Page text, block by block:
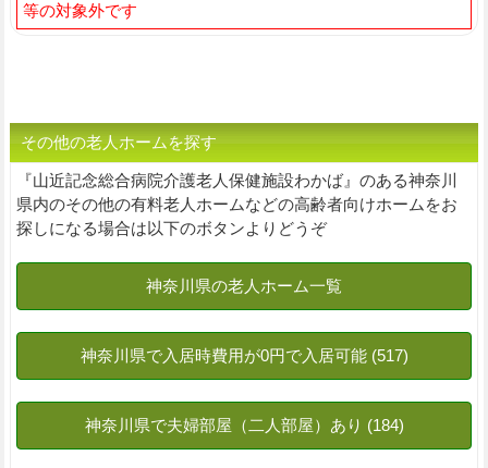
等の対象外です
その他の老人ホームを探す
『山近記念総合病院介護老人保健施設わかば』のある神奈川
県内のその他の有料老人ホームなどの高齢者向けホームをお
探しになる場合は以下のボタンよりどうぞ